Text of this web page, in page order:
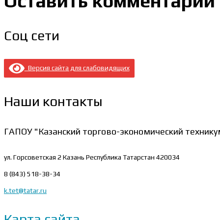
Соц сети
Версия сайта для слабовидящих
Наши контакты
ГАПОУ "Казанский торгово-экономический
ул. Горсоветская 2 Казань Республика Татарстан 420034
8 (843) 518-38-34
k.tet@tatar.ru